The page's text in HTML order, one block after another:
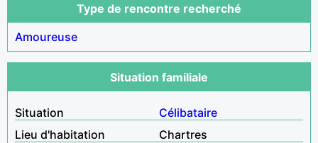
Type de rencontre recherché
Amoureuse
Situation familiale
Situation
Célibataire
Lieu d'habitation
Chartres